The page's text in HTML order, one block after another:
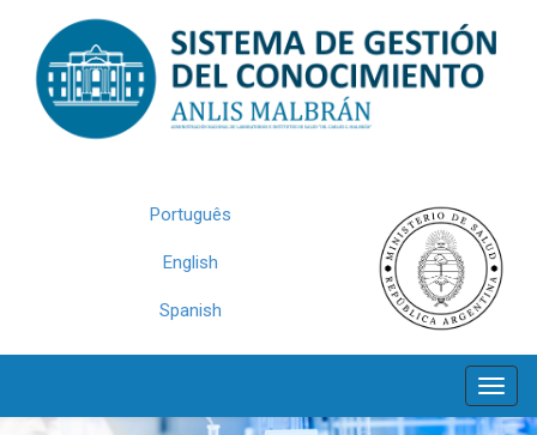
navigation
Português
English
Spanish